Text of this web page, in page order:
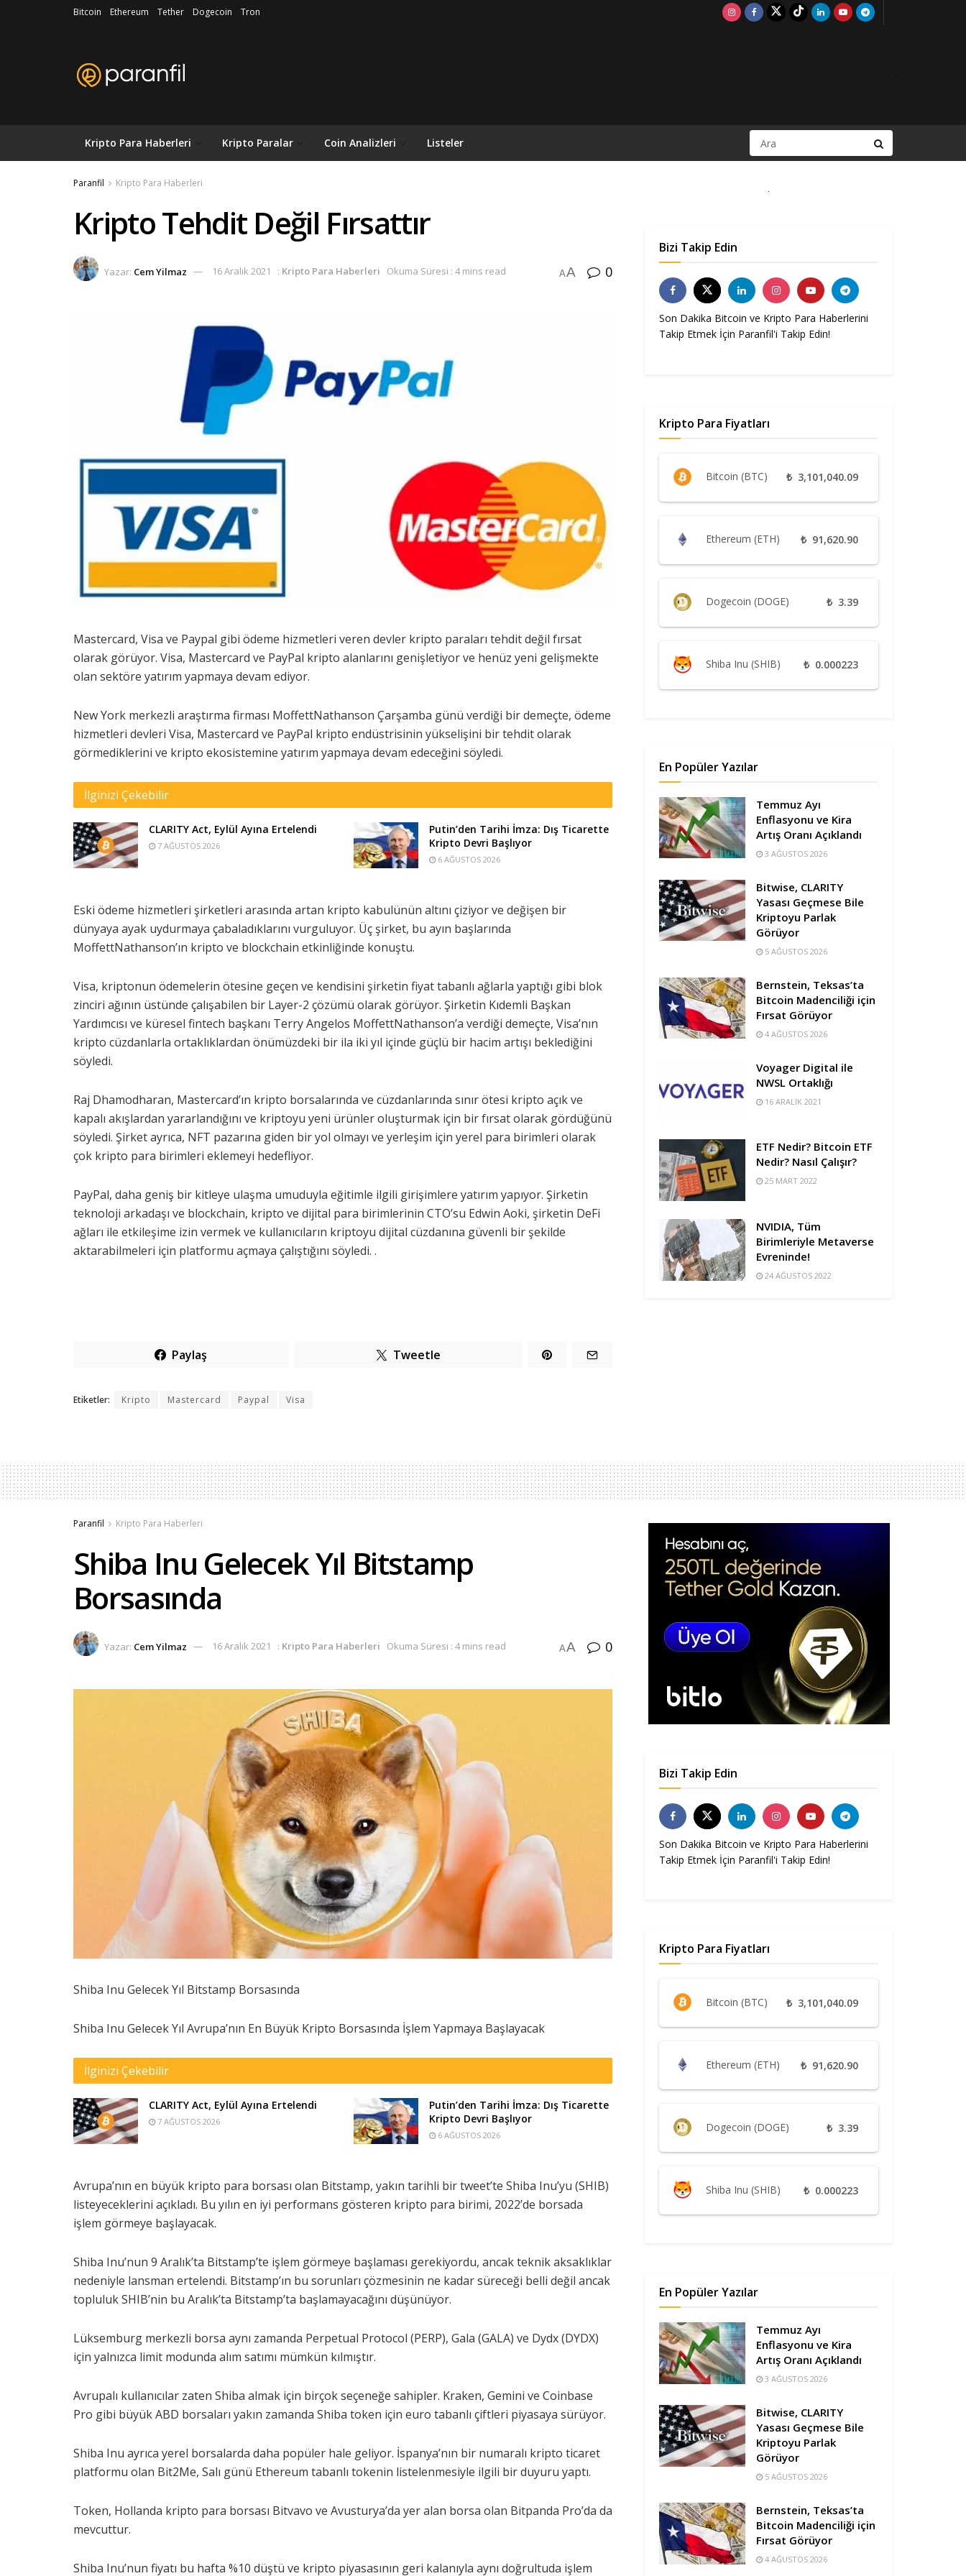
Bitcoin Ethereum Tether Dogecoin Tron
Kripto Para Haberleri Kripto Paralar Coin Analizleri Listeler
Paranfil Kripto Para Haberleri
Kripto Tehdit Değil Fırsattır
Yazar: Cem Yilmaz 16 Aralık 2021 : Kripto Para Haberleri Okuma Süresi : 4 mins read AA 0
Mastercard, Visa ve Paypal gibi ödeme hizmetleri veren devler kripto paraları tehdit değil fırsat
olarak görüyor. Visa, Mastercard ve PayPal kripto alanlarını genişletiyor ve henüz yeni gelişmekte
olan sektöre yatırım yapmaya devam ediyor.
New York merkezli araştırma firması MoffettNathanson Çarşamba günü verdiği bir demeçte, ödeme
hizmetleri devleri Visa, Mastercard ve PayPal kripto endüstrisinin yükselişini bir tehdit olarak
görmediklerini ve kripto ekosistemine yatırım yapmaya devam edeceğini söyledi.
İlginizi Çekebilir
CLARITY Act, Eylül Ayına Ertelendi
7 AĞUSTOS 2026
Putin’den Tarihi İmza: Dış Ticarette
Kripto Devri Başlıyor
6 AĞUSTOS 2026
Eski ödeme hizmetleri şirketleri arasında artan kripto kabulünün altını çiziyor ve değişen bir
dünyaya ayak uydurmaya çabaladıklarını vurguluyor. Üç şirket, bu ayın başlarında
MoffettNathanson’ın kripto ve blockchain etkinliğinde konuştu.
Visa, kriptonun ödemelerin ötesine geçen ve kendisini şirketin fiyat tabanlı ağlarla yaptığı gibi blok
zinciri ağının üstünde çalışabilen bir Layer-2 çözümü olarak görüyor. Şirketin Kıdemli Başkan
Yardımcısı ve küresel fintech başkanı Terry Angelos MoffettNathanson’a verdiği demeçte, Visa’nın
kripto cüzdanlarla ortaklıklardan önümüzdeki bir ila iki yıl içinde güçlü bir hacim artışı beklediğini
söyledi.
Raj Dhamodharan, Mastercard’ın kripto borsalarında ve cüzdanlarında sınır ötesi kripto açık ve
kapalı akışlardan yararlandığını ve kriptoyu yeni ürünler oluşturmak için bir fırsat olarak gördüğünü
söyledi. Şirket ayrıca, NFT pazarına giden bir yol olmayı ve yerleşim için yerel para birimleri olarak
çok kripto para birimleri eklemeyi hedefliyor.
PayPal, daha geniş bir kitleye ulaşma umuduyla eğitimle ilgili girişimlere yatırım yapıyor. Şirketin
teknoloji arkadaşı ve blockchain, kripto ve dijital para birimlerinin CTO’su Edwin Aoki, şirketin DeFi
ağları ile etkileşime izin vermek ve kullanıcıların kriptoyu dijital cüzdanına güvenli bir şekilde
aktarabilmeleri için platformu açmaya çalıştığını söyledi. .
Paylaş Tweetle
Etiketler: Kripto Mastercard Paypal Visa
Bizi Takip Edin
Son Dakika Bitcoin ve Kripto Para Haberlerini
Takip Etmek İçin Paranfil'i Takip Edin!
Kripto Para Fiyatları
Bitcoin (BTC) ₺ 3,101,040.09
Ethereum (ETH) ₺ 91,620.90
Dogecoin (DOGE) ₺ 3.39
Shiba Inu (SHIB) ₺ 0.000223
En Popüler Yazılar
Temmuz Ayı
Enflasyonu ve Kira
Artış Oranı Açıklandı
3 AĞUSTOS 2026
Bitwise, CLARITY
Yasası Geçmese Bile
Kriptoyu Parlak
Görüyor
5 AĞUSTOS 2026
Bernstein, Teksas’ta
Bitcoin Madenciliği için
Fırsat Görüyor
4 AĞUSTOS 2026
Voyager Digital ile
NWSL Ortaklığı
16 ARALIK 2021
ETF Nedir? Bitcoin ETF
Nedir? Nasıl Çalışır?
25 MART 2022
NVIDIA, Tüm
Birimleriyle Metaverse
Evreninde!
24 AĞUSTOS 2022
Paranfil Kripto Para Haberleri
Shiba Inu Gelecek Yıl Bitstamp
Borsasında
Yazar: Cem Yilmaz 16 Aralık 2021 : Kripto Para Haberleri Okuma Süresi : 4 mins read AA 0
Shiba Inu Gelecek Yıl Bitstamp Borsasında
Shiba Inu Gelecek Yıl Avrupa’nın En Büyük Kripto Borsasında İşlem Yapmaya Başlayacak
İlginizi Çekebilir
CLARITY Act, Eylül Ayına Ertelendi
7 AĞUSTOS 2026
Putin’den Tarihi İmza: Dış Ticarette
Kripto Devri Başlıyor
6 AĞUSTOS 2026
Avrupa’nın en büyük kripto para borsası olan Bitstamp, yakın tarihli bir tweet’te Shiba Inu’yu (SHIB)
listeyeceklerini açıkladı. Bu yılın en iyi performans gösteren kripto para birimi, 2022’de borsada
işlem görmeye başlayacak.
Shiba Inu’nun 9 Aralık’ta Bitstamp’te işlem görmeye başlaması gerekiyordu, ancak teknik aksaklıklar
nedeniyle lansman ertelendi. Bitstamp’ın bu sorunları çözmesinin ne kadar süreceği belli değil ancak
topluluk SHIB’nin bu Aralık’ta Bitstamp’ta başlamayacağını düşünüyor.
Lüksemburg merkezli borsa aynı zamanda Perpetual Protocol (PERP), Gala (GALA) ve Dydx (DYDX)
için yalnızca limit modunda alım satımı mümkün kılmıştır.
Avrupalı ​​kullanıcılar zaten Shiba almak için birçok seçeneğe sahipler. Kraken, Gemini ve Coinbase
Pro gibi büyük ABD borsaları yakın zamanda Shiba token için euro tabanlı çiftleri piyasaya sürüyor.
Shiba Inu ayrıca yerel borsalarda daha popüler hale geliyor. İspanya’nın bir numaralı kripto ticaret
platformu olan Bit2Me, Salı günü Ethereum tabanlı tokenin listelenmesiyle ilgili bir duyuru yaptı.
Token, Hollanda kripto para borsası Bitvavo ve Avusturya’da yer alan borsa olan Bitpanda Pro’da da
mevcuttur.
Shiba Inu’nun fiyatı bu hafta %10 düştü ve kripto piyasasının geri kalanıyla aynı doğrultuda işlem
Bizi Takip Edin
Son Dakika Bitcoin ve Kripto Para Haberlerini
Takip Etmek İçin Paranfil'i Takip Edin!
Kripto Para Fiyatları
Bitcoin (BTC) ₺ 3,101,040.09
Ethereum (ETH) ₺ 91,620.90
Dogecoin (DOGE) ₺ 3.39
Shiba Inu (SHIB) ₺ 0.000223
En Popüler Yazılar
Temmuz Ayı
Enflasyonu ve Kira
Artış Oranı Açıklandı
3 AĞUSTOS 2026
Bitwise, CLARITY
Yasası Geçmese Bile
Kriptoyu Parlak
Görüyor
5 AĞUSTOS 2026
Bernstein, Teksas’ta
Bitcoin Madenciliği için
Fırsat Görüyor
4 AĞUSTOS 2026